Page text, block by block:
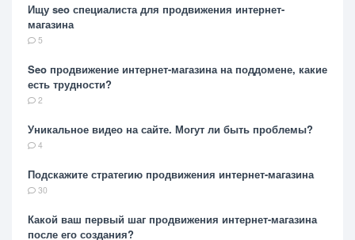
Ищу seo специалиста для продвижения интернет-
магазина
5
Seo продвижение интернет-магазина на поддомене, какие
есть трудности?
2
Уникальное видео на сайте. Могут ли быть проблемы?
4
Подскажите стратегию продвижения интернет-магазина
30
Какой ваш первый шаг продвижения интернет-магазина
после его создания?